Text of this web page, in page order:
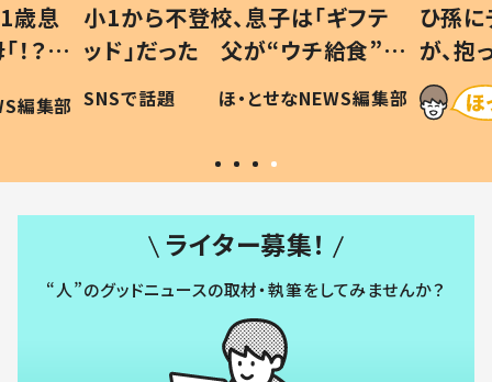
歳息
？」
編集部
小1から不登校、息子は「ギフテ
ッド」だった 父が“ウチ給食”を
作り続ける理由とは #令和の親
#令和の子
SNSで話題 ほ・とせなNEWS編集部
ひ孫
が、
「涙が
い」
ライター募集！
“人”のグッドニュースの取材・執筆をしてみませんか？